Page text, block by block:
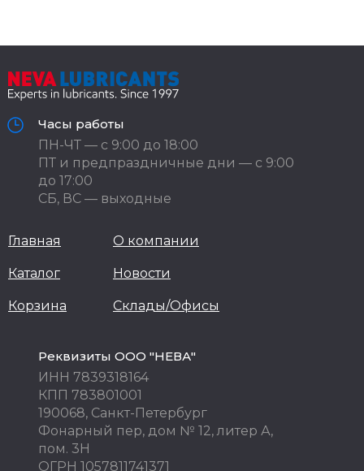
Часы работы
ПН-ЧТ — с 9:00 до 18:00
ПТ и предпраздничные дни — с 9:00
до 17:00
СБ, ВС — выходные
Главная
Каталог
Корзина
О компании
Новости
Склады/Офисы
Реквизиты ООО "НЕВА"
ИНН 7839318164
КПП 783801001
190068, Санкт-Петербург
Фонарный пер, дом № 12, литер А,
пом. 3Н
ОГРН 1057811741371